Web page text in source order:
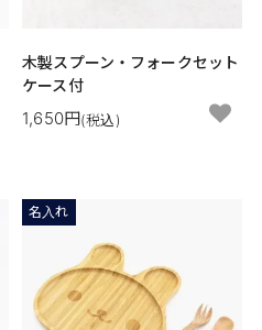
木製スプーン・フォークセット
ケース付
1,650円(税込)
名入れ